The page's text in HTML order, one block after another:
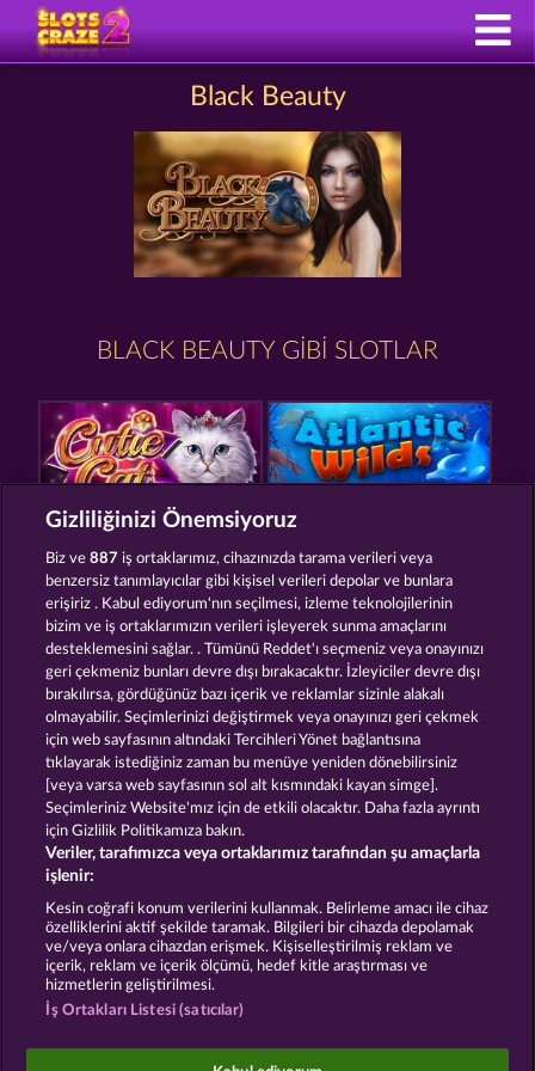
Black Beauty
BLACK BEAUTY GIBI SLOTLAR
DUCK SHOOTER BEAUTIFUL NATURE
Hüküm ve Koşullar Gizlilik Beyanı Künye
Şirket SSS Facebook
İptal talebini gönder
Sosyal casino oyunları sadece eğlence amaçlıdır ve
Gizliliğinizi Önemsiyoruz
Biz ve887 iş ortaklarımız, cihazınızda tarama verileri veya
benzersiz tanımlayıcılar gibi kişisel verileri depolar ve bunlara
erişiriz . Kabul ediyorum'nın seçilmesi, izleme teknolojilerinin
bizim ve iş ortaklarımızın verileri işleyerek sunma amaçlarını
desteklemesini sağlar. . Tümünü Reddet'ı seçmeniz veya onayınızı
geri çekmeniz bunları devre dışı bırakacaktır. İzleyiciler devre dışı
bırakılırsa, gördüğünüz bazı içerik ve reklamlar sizinle alakalı
olmayabilir. Seçimlerinizi değiştirmek veya onayınızı geri çekmek
için web sayfasının altındaki Tercihleri Yönet bağlantısına
tıklayarak istediğiniz zaman bu menüye yeniden dönebilirsiniz
[veya varsa web sayfasının sol alt kısmındaki kayan simge].
Seçimleriniz Website'mız için de etkili olacaktır. Daha fazla ayrıntı
için Gizlilik Politikamıza bakın.
Veriler, tarafımızca veya ortaklarımız tarafından şu amaçlarla
işlenir:
Kesin coğrafi konum verilerini kullanmak. Belirleme amacı ile cihaz
özelliklerini aktif şekilde taramak. Bilgileri bir cihazda depolamak
ve/veya onlara cihazdan erişmek. Kişiselleştirilmiş reklam ve
içerik, reklam ve içerik ölçümü, hedef kitle araştırması ve
hizmetlerin geliştirilmesi.
İş Ortakları Listesi (satıcılar)